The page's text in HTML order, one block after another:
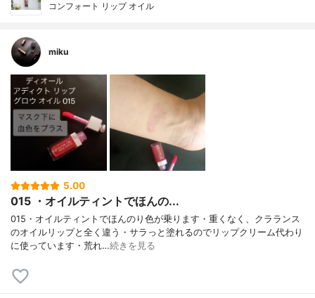
コンフォート リップ オイル
miku
5.00
015 ・オイルティントでほんの...
015・オイルティントでほんのり色が乗ります・重くなく、クラランス
のオイルリップと全く違う・サラっと塗れるのでリップクリーム代わり
に使っています・荒れ…続きを見る